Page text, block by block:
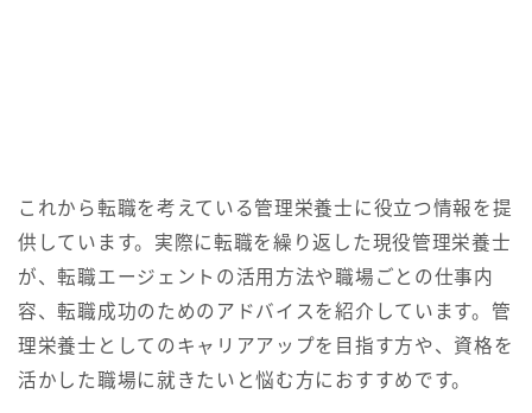
これから転職を考えている管理栄養士に役立つ情報を提
供しています。実際に転職を繰り返した現役管理栄養士
が、転職エージェントの活用方法や職場ごとの仕事内
容、転職成功のためのアドバイスを紹介しています。管
理栄養士としてのキャリアアップを目指す方や、資格を
活かした職場に就きたいと悩む方におすすめです。